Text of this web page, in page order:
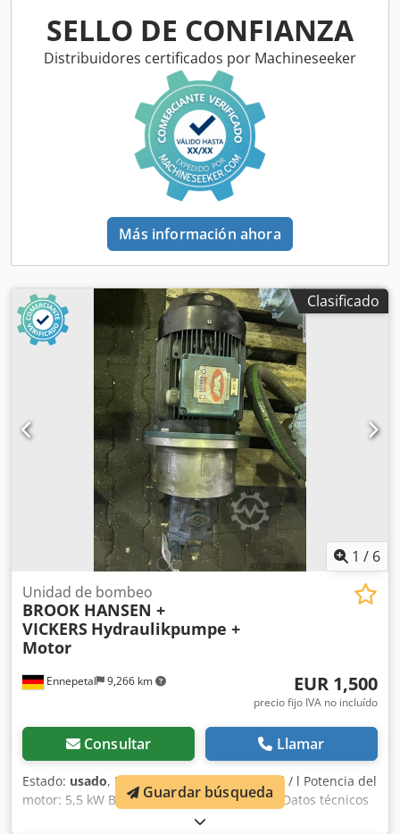
depósito: 14 litros Q (l/min): 3,2 Dwjdpfx Aozcgkgjhbja
SELLO DE CONFIANZA
Distribuidores certificados por Machineseeker
Más información ahora
Clasificado
1 / 6
Ennepetal 9,266 km
Unidad de bombeo
BROOK HANSEN +
VICKERS Hydraulikpumpe +
Motor
EUR 1,500
precio fijo IVA no incluído
Consultar Llamar
Estado: usado, Presión de flujo / bar Caudal / l Potencia del
motor: 5,5 kW Bomba hidráulica con motor Datos técnicos
(motor) Fabricante: BROOK HANSEN Modelo: WU-DA132SJ-
Guardar búsqueda